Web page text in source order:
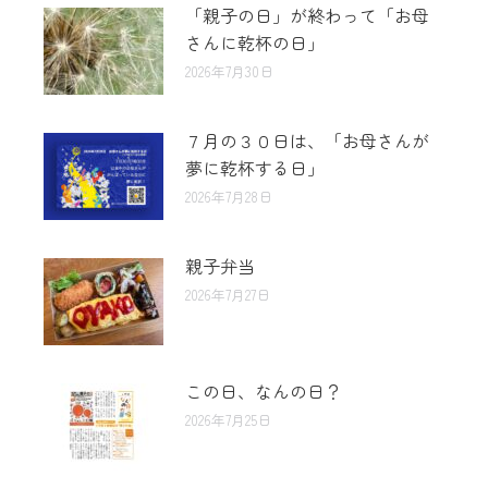
「親子の日」が終わって「お母
さんに乾杯の日」
2026年7月30日
７月の３０日は、「お母さんが
夢に乾杯する日」
2026年7月28日
親子弁当
2026年7月27日
この日、なんの日？
2026年7月25日